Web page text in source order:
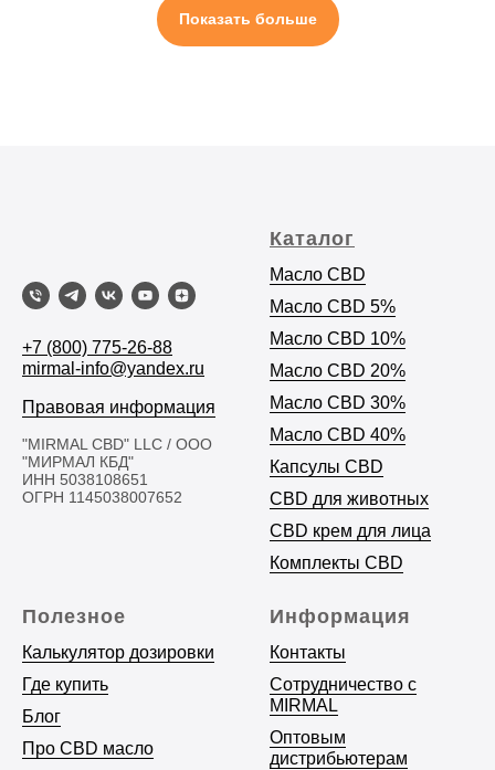
Показать больше
+7 (800) 775-26-88
mirmal-info@yandex.ru
Правовая информация
"MIRMAL CBD" LLC / ООО
"МИРМАЛ КБД"
ИНН 5038108651
ОГРН 1145038007652
Каталог
Масло CBD
Масло CBD 5%
Масло CBD 10%
Масло CBD 20%
Масло CBD 30%
Масло CBD 40%
Капсулы CBD
CBD для животных
CBD крем для лица
Комплекты CBD
Полезное
Калькулятор дозировки
Где купить
Блог
Про CBD масло
Информация
Контакты
Сотрудничество с
MIRMAL
Оптовым
дистрибьютерам